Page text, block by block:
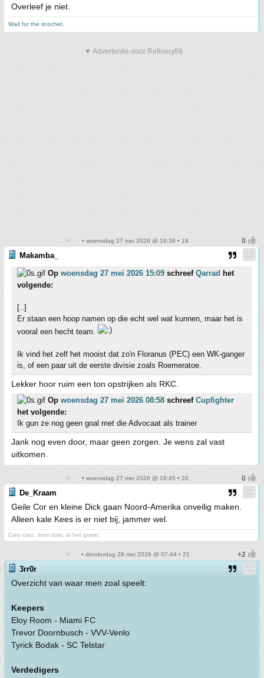
Overleef je niet.
Wait for the ricochet.
▼ Advertentie door Refinery89
• woensdag 27 mei 2026 @ 16:38 • 19
Makamba_
Op woensdag 27 mei 2026 15:09 schreef Qarrad het
volgende:
[..]
Er staan een hoop namen op die echt wel wat kunnen, maar het is
vooral een hecht team.
Ik vind het zelf het mooist dat zo'n Floranus (PEC) een WK-ganger
is, of een paar uit de eerste divisie zoals Roemeratoe.
Lekker hoor ruim een ton opstrijken als RKC.
Op woensdag 27 mei 2026 08:58 schreef Cupfighter
het volgende:
Ik gun ze nog geen goal met die Advocaat als trainer
Jank nog even door, maar geen zorgen. Je wens zal vast
uitkomen.
• woensdag 27 mei 2026 @ 18:45 • 20
De_Kraam
Geile Cor en kleine Dick gaan Noord-Amerika onveilig maken.
Alleen kale Kees is er niet bij, jammer wel.
Ciao ciao, doei doei, al het goeie.
• donderdag 28 mei 2026 @ 07:44 • 21
3rr0r
Overzicht van waar men zoal speelt:
Keepers
Eloy Room - Miami FC
Trevor Doornbusch - VVV-Venlo
Tyrick Bodak - SC Telstar
Verdedigers